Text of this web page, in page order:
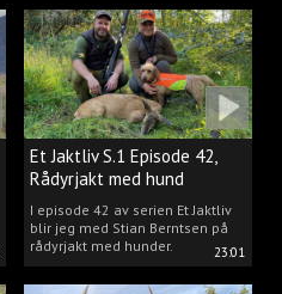
23:01
Et Jaktliv S.1 Episode 42,
Rådyrjakt med hund
I episode 42 av serien Et Jaktliv
blir jeg med Stian Berntsen på
rådyrjakt med hunder.